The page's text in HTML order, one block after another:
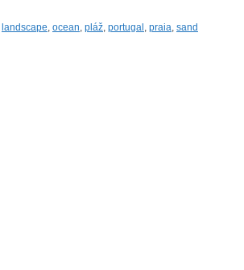
landscape, ocean, pláž, portugal , praia, sand